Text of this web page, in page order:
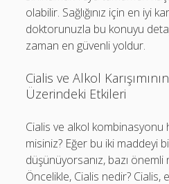
olabilir. Sağlığınız için en iyi
doktorunuzla bu konuyu
zaman en güvenli yoldur.
Cialis ve Alkol
Üzerindeki Etkileri
Cialis ve alkol kombinasyonu
misiniz? Eğer bu iki maddeyi
düşünüyorsanız, bazı önemli
Öncelikle, Cialis nedir? Cialis,